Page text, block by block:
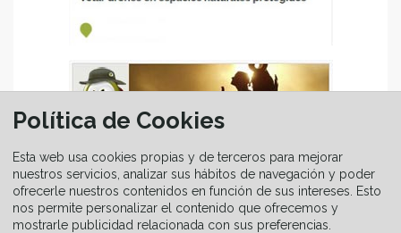
Política de Cookies
Esta web usa cookies propias y de terceros para mejorar
nuestros servicios, analizar sus hábitos de navegación y poder
ofrecerle nuestros contenidos en función de sus intereses. Esto
nos permite personalizar el contenido que ofrecemos y
mostrarle publicidad relacionada con sus preferencias.